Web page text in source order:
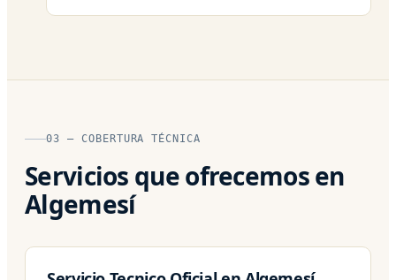
03 — COBERTURA TÉCNICA
Servicios que ofrecemos en
Algemesí